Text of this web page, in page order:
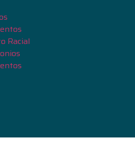
Racial